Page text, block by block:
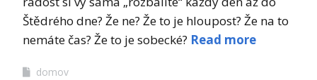
Štědrého dne? Že ne? Že to je hloupost? Že na to
nemáte čas? Že to je sobecké? Read more
domov